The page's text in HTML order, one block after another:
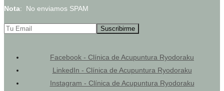
Nota: No enviamos SPAM
Facebook - Clínica de Acupuntura Ryodoraku
LinkedIn - Clínica de Acupuntura Ryodoraku
Instagram - Clínica de Acupuntura Ryodoraku